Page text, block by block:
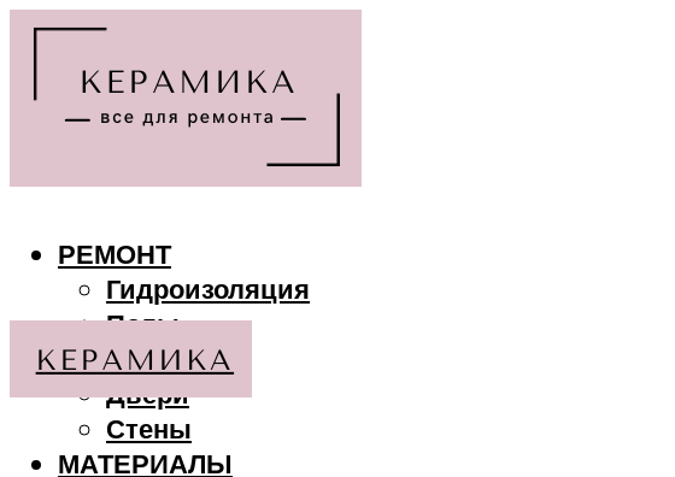
РЕМОНТ
Гидроизоляция
Полы
Потолки
Двери
Стены
МАТЕРИАЛЫ